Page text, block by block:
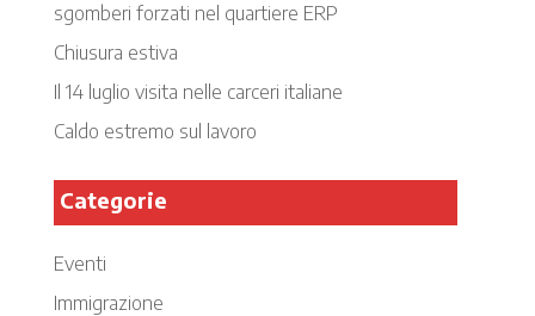
sgomberi forzati nel quartiere ERP
Chiusura estiva
Il 14 luglio visita nelle carceri italiane
Caldo estremo sul lavoro
Categorie
Eventi
Immigrazione